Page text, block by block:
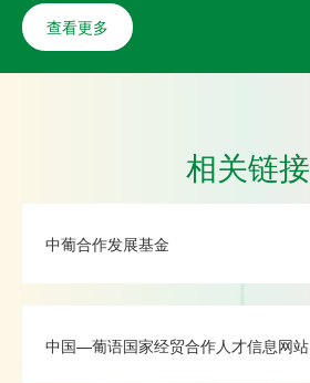
查看更多
相关链接
中葡合作发展基金
中国—葡语国家经贸合作人才信息网站